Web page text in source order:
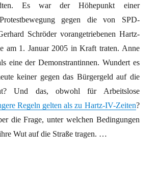
Es war der Höhepunkt einer
gegen die von SPD-
Schröder vorangetriebenen Hartz-
am 1. Januar 2005 in Kraft traten. Anne
eine der Demonstrantinnen. Wundert es
keiner gegen das Bürgergeld auf die
Und das, obwohl für Arbeitslose
Regeln gelten als zu Hartz-IV-Zeiten?
die Frage, unter welchen Bedingungen
Wut auf die Straße tragen. …
Interesse mehr an Arbeitslosen““